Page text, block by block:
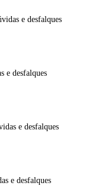
e desfalques
e desfalques
e desfalques
e desfalques